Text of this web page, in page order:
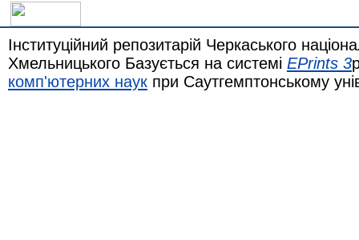
Інституційний репозитарій Черкаського
Хмельницького Базується на системі EPrints 3
комп'ютерних наук при Саутгемптонському